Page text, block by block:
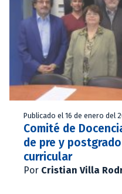
Publicado el 16 de enero del
Comité de
de pre y
curricular
Por Cristian Villa